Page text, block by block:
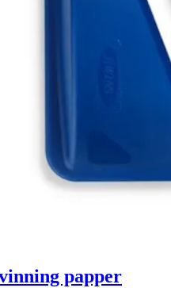
papper